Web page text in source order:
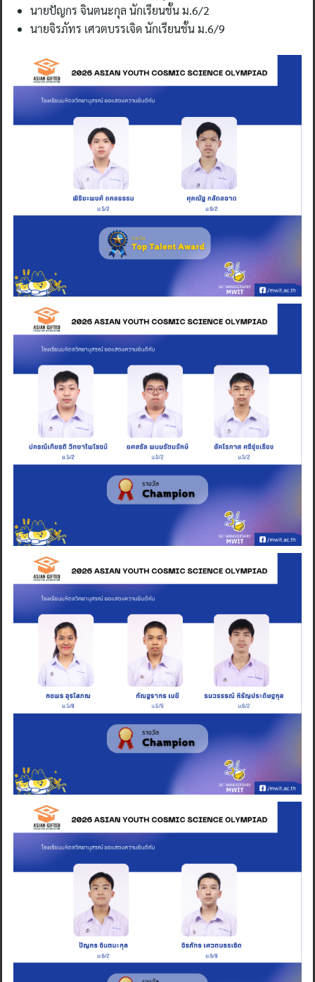
นายปัญกร จินตนะกุล นักเรียนชั้น ม.6/2
นายจิรภัทร เศวตบรรเจิด นักเรียนชั้น ม.6/9